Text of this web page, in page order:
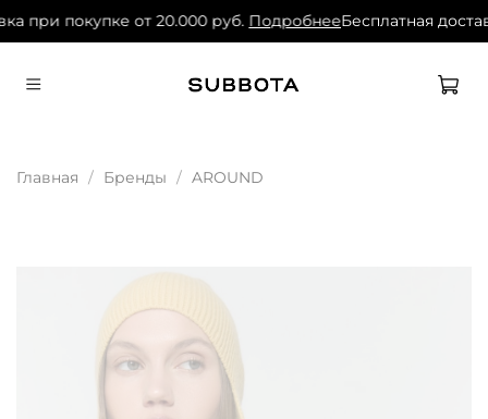
при покупке от 20.000 руб. ПодробнееБесплатная
Главная Бренды AROUND